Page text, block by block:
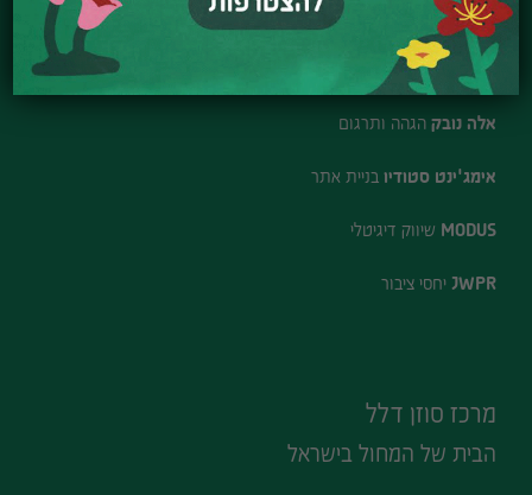
שמרית גולן כהן מנהלת פסטיבל קיץ לילדים
נעם דושיעיצוב גרפי
אלה נובק הגהה ותרגום
אימג'ינט סטודיו בניית אתר
MODUS שיווק דיגיטלי
JWPR יחסי ציבור
מרכז סוזן דלל
הבית של המחול בישראל